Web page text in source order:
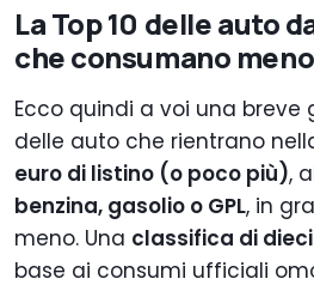
La Top 10 delle auto
che consumano meno
Ecco quindi a voi una
delle auto che rientrano
euro di listino (o poco più),
benzina, gasolio o GPL, in
meno. Una classifica di
base ai consumi ufficiali